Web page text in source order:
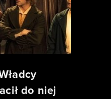
do niej